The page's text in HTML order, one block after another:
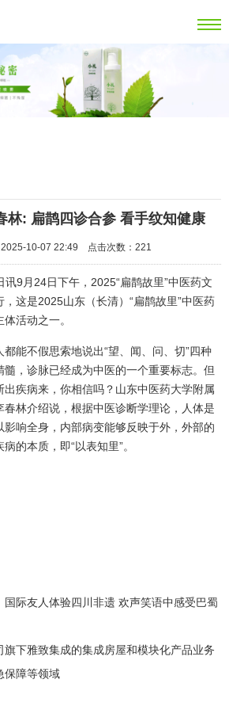
林: 扁鹊四诊合参 看手纹知健康
2025-10-07 22:49 点击次数：221
讯9月24日下午，2025“扁鹊故里”中医药文
这是2025山东（长清）“扁鹊故里”中医药
活动之一。
能不假思索地说出“望、闻、问、切”四种
，诊脉已经成为中医的一个重要标志。但
疾病来，你相信吗？山东中医药大学附属
春林介绍说，根据中医诊断学理论，人体是
响全身，内部病变能够反映于外，外部的
的本质，即“以表知里”。
国际友人体验四川非遗 欢声笑语中感受巴蜀
旗下雅致集成的集成房屋和模块化产品业务
保障等领域